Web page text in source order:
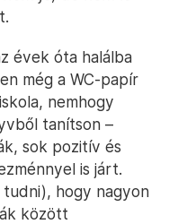
évek óta halálba
még a WC-papír
nemhogy
tanítson –
sok pozitív és
is járt.
hogy nagyon
között